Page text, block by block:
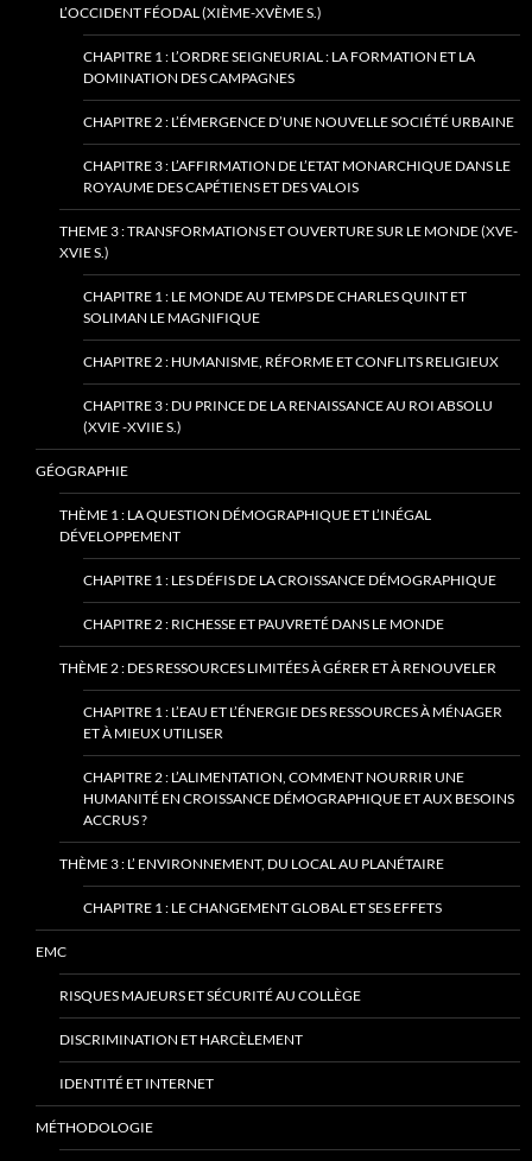
L’OCCIDENT FÉODAL (XIÈME-XVÈME S.)
CHAPITRE 1 : L’ORDRE SEIGNEURIAL : LA FORMATION ET LA
DOMINATION DES CAMPAGNES
CHAPITRE 2 : L’ÉMERGENCE D’UNE NOUVELLE SOCIÉTÉ URBAINE
CHAPITRE 3 : L’AFFIRMATION DE L’ETAT MONARCHIQUE DANS LE
ROYAUME DES CAPÉTIENS ET DES VALOIS
THEME 3 : TRANSFORMATIONS ET OUVERTURE SUR LE MONDE (XVE-
XVIE S.)
CHAPITRE 1 : LE MONDE AU TEMPS DE CHARLES QUINT ET
SOLIMAN LE MAGNIFIQUE
CHAPITRE 2 : HUMANISME, RÉFORME ET CONFLITS RELIGIEUX
CHAPITRE 3 : DU PRINCE DE LA RENAISSANCE AU ROI ABSOLU
(XVIE -XVIIE S.)
GÉOGRAPHIE
THÈME 1 : LA QUESTION DÉMOGRAPHIQUE ET L’INÉGAL
DÉVELOPPEMENT
CHAPITRE 1 : LES DÉFIS DE LA CROISSANCE DÉMOGRAPHIQUE
CHAPITRE 2 : RICHESSE ET PAUVRETÉ DANS LE MONDE
THÈME 2 : DES RESSOURCES LIMITÉES À GÉRER ET À RENOUVELER
CHAPITRE 1 : L’EAU ET L’ÉNERGIE DES RESSOURCES À MÉNAGER
ET À MIEUX UTILISER
CHAPITRE 2 : L’ALIMENTATION, COMMENT NOURRIR UNE
HUMANITÉ EN CROISSANCE DÉMOGRAPHIQUE ET AUX BESOINS
ACCRUS ?
THÈME 3 : L’ ENVIRONNEMENT, DU LOCAL AU PLANÉTAIRE
CHAPITRE 1 : LE CHANGEMENT GLOBAL ET SES EFFETS
EMC
RISQUES MAJEURS ET SÉCURITÉ AU COLLÈGE
DISCRIMINATION ET HARCÈLEMENT
IDENTITÉ ET INTERNET
MÉTHODOLOGIE